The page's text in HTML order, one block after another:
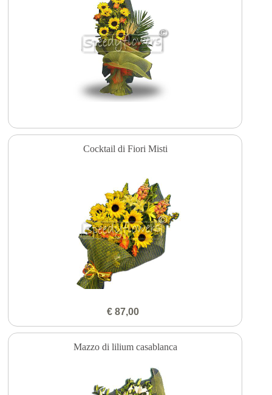
Cocktail di Fiori Misti
€ 87,00
Mazzo di lilium casablanca